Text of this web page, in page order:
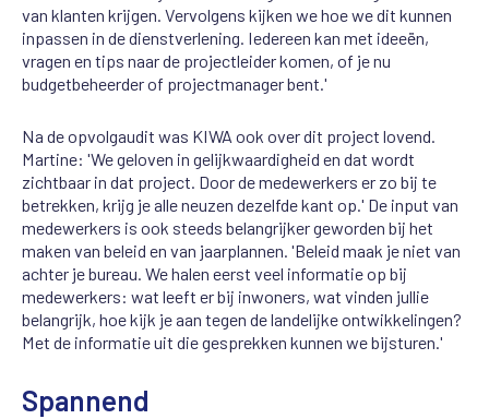
van klanten krijgen. Vervolgens kijken we hoe we dit kunnen
inpassen in de dienstverlening. Iedereen kan met ideeën,
vragen en tips naar de projectleider komen, of je nu
budgetbeheerder of projectmanager bent.'
Na de opvolgaudit was KIWA ook over dit project lovend.
Martine: 'We geloven in gelijkwaardigheid en dat wordt
zichtbaar in dat project. Door de medewerkers er zo bij te
betrekken, krijg je alle neuzen dezelfde kant op.' De input van
medewerkers is ook steeds belangrijker geworden bij het
maken van beleid en van jaarplannen. 'Beleid maak je niet van
achter je bureau. We halen eerst veel informatie op bij
medewerkers: wat leeft er bij inwoners, wat vinden jullie
belangrijk, hoe kijk je aan tegen de landelijke ontwikkelingen?
Met de informatie uit die gesprekken kunnen we bijsturen.'
Spannend